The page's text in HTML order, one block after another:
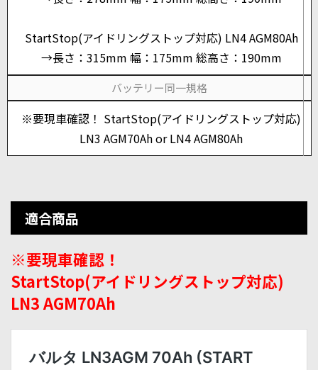
StartStop(アイドリングストップ対応) LN4 AGM80Ah
→長さ：315mm 幅：175mm 総高さ：190mm
バッテリー同一規格
※要現車確認！ StartStop(アイドリングストップ対応)
LN3 AGM70Ah or LN4 AGM80Ah
適合商品
※要現車確認！
StartStop(アイドリングストップ対応)
LN3 AGM70Ah